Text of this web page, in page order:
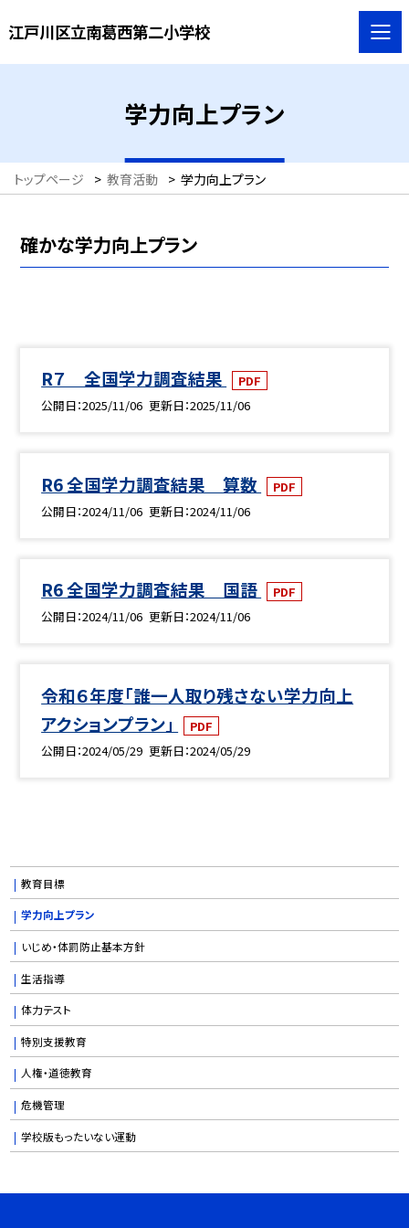
江戸川区立南葛西第二小学校
学力向上プラン
トップページ > 教育活動 > 学力向上プラン
確かな学力向上プラン
R７ 全国学力調査結果
PDF
公開日 2025/11/06 更新日 2025/11/06
R6 全国学力調査結果 算数
PDF
公開日 2024/11/06 更新日 2024/11/06
R6 全国学力調査結果 国語
PDF
公開日 2024/11/06 更新日 2024/11/06
令和６年度「誰一人取り残さない学力向上
アクションプラン」
PDF
公開日 2024/05/29 更新日 2024/05/29
教育目標
学力向上プラン
いじめ・体罰防止基本方針
生活指導
体力テスト
特別支援教育
人権・道徳教育
危機管理
学校版もったいない運動